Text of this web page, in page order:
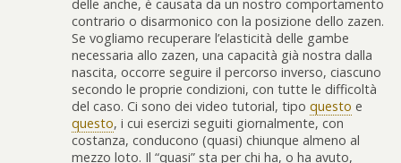
delle anche, è causata da un nostro comportamento
contrario o disarmonico con la posizione dello zazen.
Se vogliamo recuperare l’elasticità delle gambe
necessaria allo zazen, una capacità già nostra dalla
nascita, occorre seguire il percorso inverso, ciascuno
secondo le proprie condizioni, con tutte le difficoltà
del caso. Ci sono dei video tutorial, tipo questo e
questo, i cui esercizi seguiti giornalmente, con
costanza, conducono (quasi) chiunque almeno al
mezzo loto. Il “quasi” sta per chi ha, o ha avuto,